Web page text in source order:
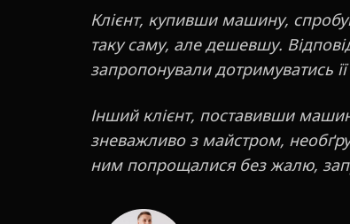
Клієнт, купивши машину,
таку саму, але дешевшу.
запропонували дотримуватись
Інший клієнт, поставивши
зневажливо з майстром,
ним попрощалися без жалю,